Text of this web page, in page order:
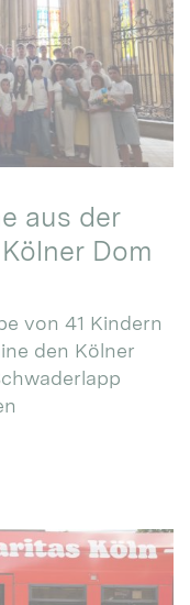
aus der
Dom
von 41 Kindern
den Kölner